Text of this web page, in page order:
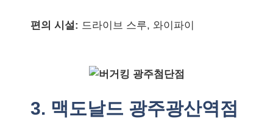
편의 시설: 드라이브 스루, 와이파이
3. 맥도날드 광주광산역점